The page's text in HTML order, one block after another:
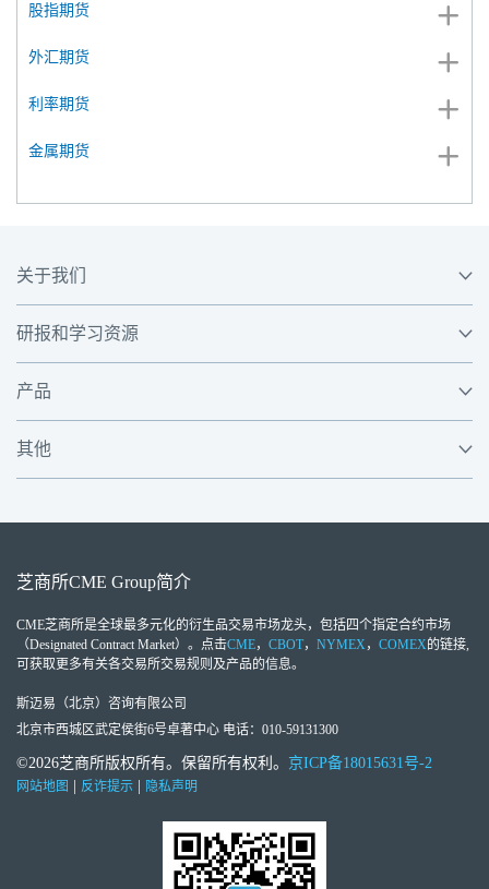
股指期货
外汇期货
利率期货
金属期货
关于我们
研报和学习资源
产品
其他
芝商所CME Group简介
CME芝商所是全球最多元化的衍生品交易市场龙头，包括四个指定合约市场
（Designated Contract Market）。点击CME， CBOT， NYMEX， COMEX的链接,
可获取更多有关各交易所交易规则及产品的信息。
斯迈易（北京）咨询有限公司
北京市西城区武定侯街6号卓著中心 电话：010-59131300
©2026芝商所版权所有。保留所有权利。 京ICP备18015631号-2
网站地图 反诈提示 隐私声明